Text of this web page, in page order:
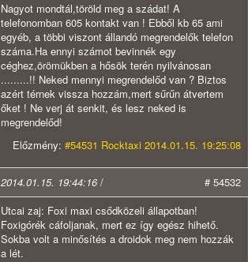
Nagyot mondtál,töröld meg a szádat! A
telefonomban 605 kontakt van ! Ebből kb 65 ami
egyéb, a többi viszont állandó megrendelők telefon
száma.Ha ennyi számot bevinnék egy
céghez,örömükben a hősök terén nyilvánosan
.........!! Neked mennyi megrendelőd van ? Biztos
azért térnek vissza hozzám,mert sűrűn átvertem
őket ! Ne verj át senkit, és lesz neked is
megrendelőd!
Előzmény: #54531 Rocktaxi 2014.01.15. 19:25:08
2014.01.15. 19:44:16/
# 54532
Utcai zaj: Foxi maxi csődközeli állapotban!
Foxigórék cáfoljanak, mert ez így egész hihető.
Sokba volt a minősítés a droidok meg nem hozzák
a lét.